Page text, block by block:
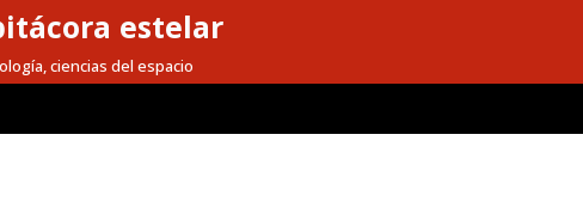
estelar
ciencias del espacio